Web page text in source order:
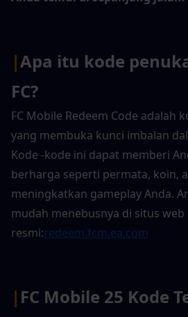
|Apa itu kode
FC?
FC Mobile Redeem Code adalah
yang membuka kunci imbalan
Kode -kode ini dapat memberi
berharga seperti permata, koin,
meningkatkan gameplay Anda.
mudah menebusnya di situs web
resmi:redeem.fcm.ea.com
| FC Mobile 25 Kode